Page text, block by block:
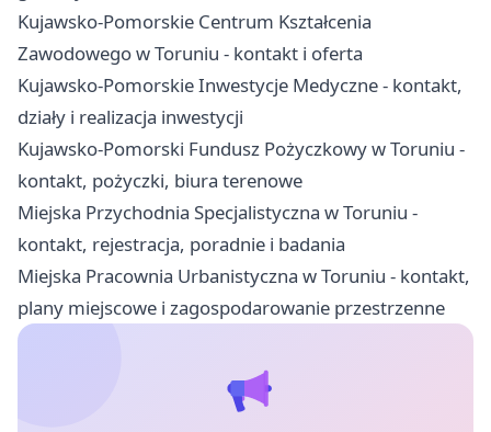
Kujawsko-Pomorskie Centrum Kształcenia
Zawodowego w Toruniu - kontakt i oferta
Kujawsko-Pomorskie Inwestycje Medyczne - kontakt,
działy i realizacja inwestycji
Kujawsko-Pomorski Fundusz Pożyczkowy w Toruniu -
kontakt, pożyczki, biura terenowe
Miejska Przychodnia Specjalistyczna w Toruniu -
kontakt, rejestracja, poradnie i badania
Miejska Pracownia Urbanistyczna w Toruniu - kontakt,
plany miejscowe i zagospodarowanie przestrzenne